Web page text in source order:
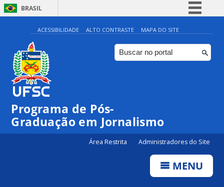
BRASIL
Simplifique!
Comunica BR
Participe
ACESSIBILIDADE ALTO CONTRASTE MAPA DO SITE
Programa de Pós-
Graduação em Jornalismo
Área Restrita Administradores do Site
MENU